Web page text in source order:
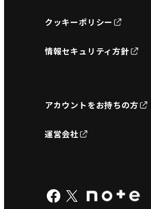
クッキーポリシー
情報セキュリティ方針
アカウントをお持ちの方
運営会社